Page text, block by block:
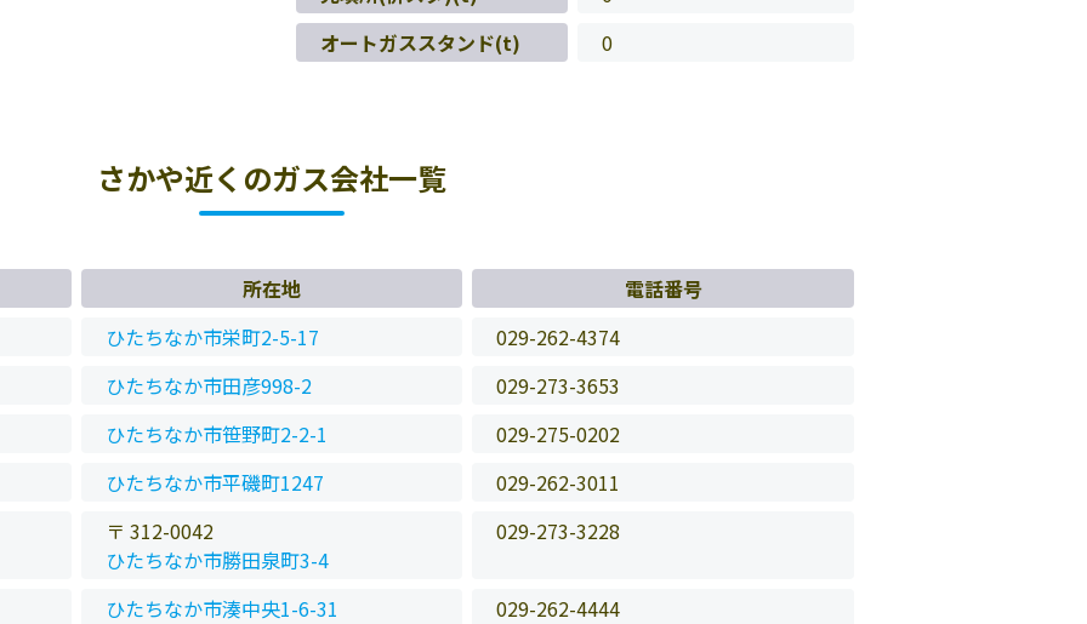
オートガススタンド(t)
0
さかや近くのガス会社一覧
所在地
電話番号
ひたちなか市栄町2-5-17
029-262-4374
ひたちなか市田彦998-2
029-273-3653
ひたちなか市笹野町2-2-1
029-275-0202
ひたちなか市平磯町1247
029-262-3011
〒 312-0042
ひたちなか市勝田泉町3-4
029-273-3228
ひたちなか市湊中央1-6-31
029-262-4444